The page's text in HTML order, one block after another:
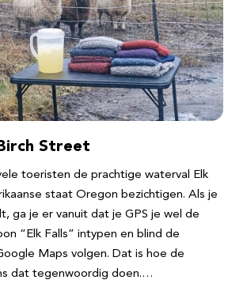
Street
toeristen de prachtige waterval Elk
staat Oregon bezichtigen. Als je
ga je er vanuit dat je GPS je wel de
“Elk Falls” intypen en blind de
Maps volgen. Dat is hoe de
dat tegenwoordig doen.…